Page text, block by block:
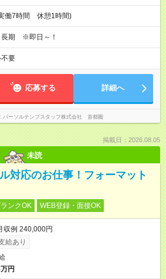
働7時間 休憩1時間)
長期 ※即日～！
要
応募する 詳細へ
パーソルテンプスタッフ株式会社 首都圏
掲載日：2026.08.05
未読
対応のお仕事！フォーマット
ンクOK WEB登録・面接OK
例 240,000円
給あり
円